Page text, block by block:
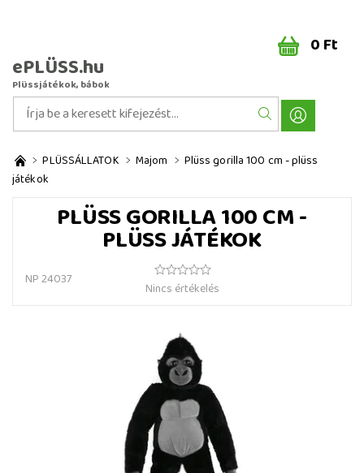
ePLÜSS.hu
Plüssjátékok, bábok
0 Ft
PLÜSSÁLLATOK Majom
Plüss gorilla 100 cm - plüss
játékok
PLÜSS GORILLA 100 CM -
PLÜSS JÁTÉKOK
NP 24037
Nincs értékelés